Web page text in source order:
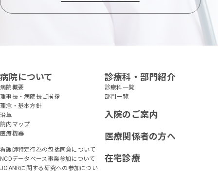
病院について
病院概要
理事長・病院長ご挨拶
理念・基本方針
沿革
院内マップ
医療機器
看護師特定行為の包括同意について
NCDデータベース事業参加について
JOANRに関する研究への参加につい
診療科・部門紹介
診療科一覧
部門一覧
入院のご案内
医療関係者の方へ
在宅診療